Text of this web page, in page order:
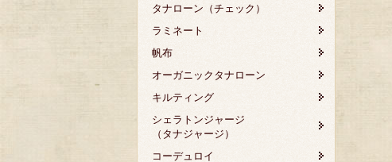
タナローン（チェック）
ラミネート
帆布
オーガニックタナローン
キルティング
シェラトンジャージ
（タナジャージ）
コーデュロイ